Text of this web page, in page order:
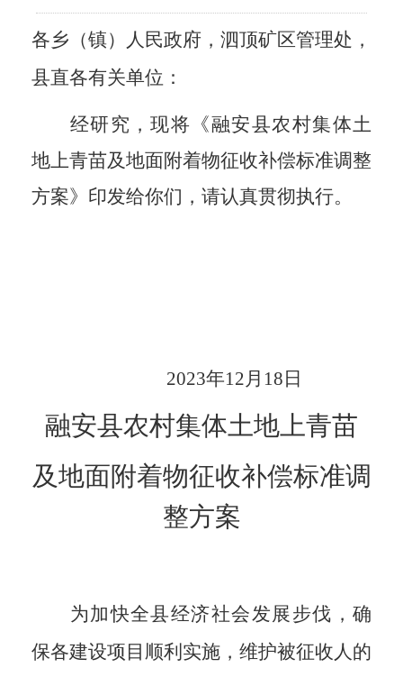
各乡（镇）人民政府，泗顶矿区管理处，
县直各有关单位：
经研究，现将《融安县农村集体土
地上青苗及地面附着物征收补偿标准调整
方案》印发给你们，请认真贯彻执行。
2023年12月 18 日
融安县农村集体土地上青苗
及地面附着物征收补偿标准调
整方案
为加快全县经济社会发展步伐，确
保各建设项目顺利实施，维护被征收人的